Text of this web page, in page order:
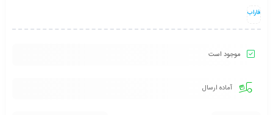
فاراب
موجود است
آماده ارسال